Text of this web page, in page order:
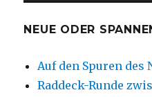
NEUE ODER
Auf den Spuren des
Raddeck-Runde